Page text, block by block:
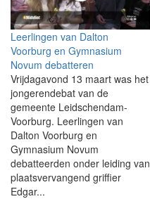
Leerlingen van Dalton
Voorburg en Gymnasium
Novum debatteren
Vrijdagavond 13 maart was het
jongerendebat van de
gemeente Leidschendam-
Voorburg. Leerlingen van
Dalton Voorburg en
Gymnasium Novum
debatteerden onder leiding van
plaatsvervangend griffier
Edgar...